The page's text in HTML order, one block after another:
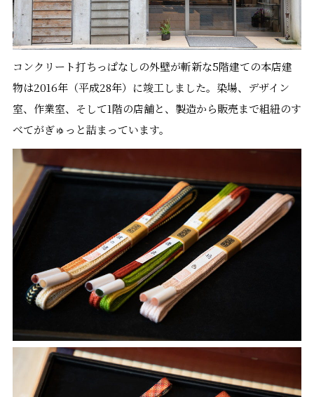
コンクリート打ちっぱなしの外壁が斬新な5階建ての本店建
物は2016年（平成28年）に竣工しました。染場、デザイン
室、作業室、そして1階の店舗と、製造から販売まで組紐のす
べてがぎゅっと詰まっています。